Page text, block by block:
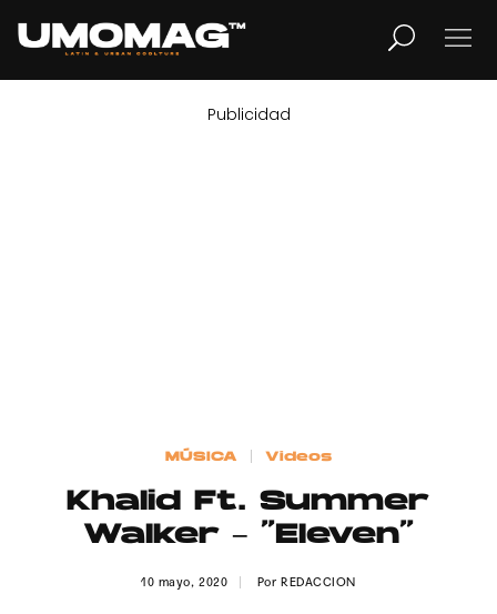
LIFESTYLE
Publicidad
Publicidad
MÚSICA Videos
Khalid Ft. Summer
Walker – “Eleven”
10 mayo, 2020 Por REDACCION